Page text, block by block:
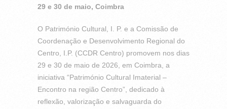
29 e 30 de maio, Coimbra
O Património Cultural, I. P. e a Comissão de
Coordenação e Desenvolvimento Regional do
Centro, I.P. (CCDR Centro) promovem nos dias
29 e 30 de maio de 2026, em Coimbra, a
iniciativa “Património Cultural Imaterial –
Encontro na região Centro”, dedicado à
reflexão, valorização e salvaguarda do